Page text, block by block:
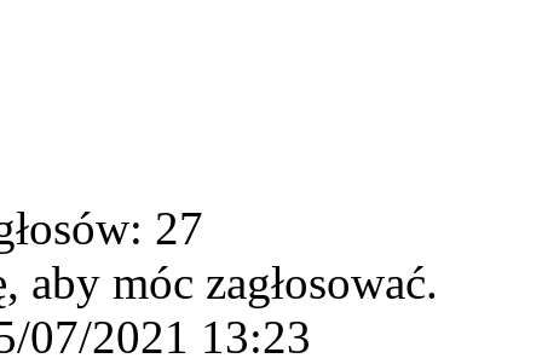
27
aby móc zagłosować.
07/2021 13:23